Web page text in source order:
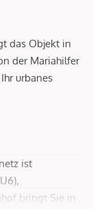
das Objekt in
der Mariahilfer
urbanes
ist
bringt Sie in